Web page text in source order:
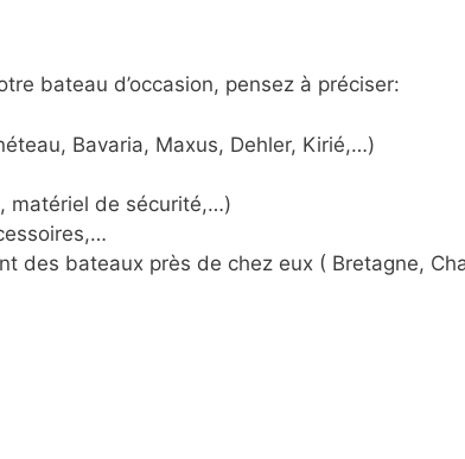
bateau d’occasion, pensez à préciser:
Bavaria, Maxus, Dehler, Kirié,…)
matériel de sécurité,…)
des bateaux près de chez eux ( Bretagne,